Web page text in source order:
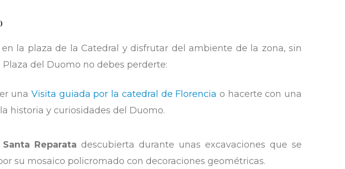
la plaza de la Catedral y disfrutar del ambiente de la zona, sin
del Duomo no debes perderte:
unaVisita guiada por la catedral de Florencia o hacerte con una
historia y curiosidades del Duomo.
Santa Reparatadescubierta durante unas excavaciones que se
su mosaico policromado con decoraciones geométricas.